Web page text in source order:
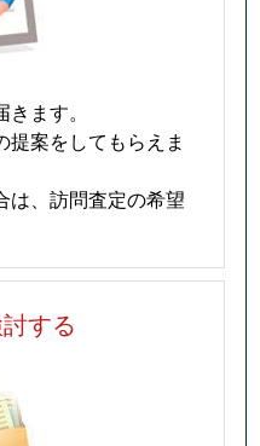
ます。
提案をしてもらえま
は、訪問査定の希望
する